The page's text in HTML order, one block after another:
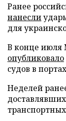
Ранее
нанесли
для
В конце июля
опубликовало
судов в
Неделей